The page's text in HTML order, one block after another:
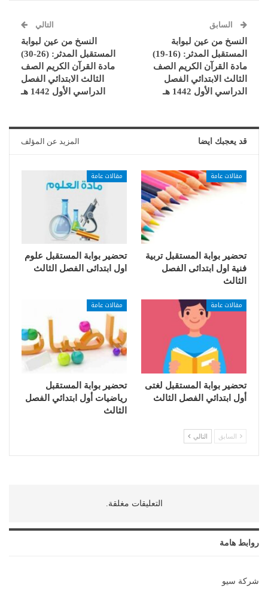
السابق
النسخ من عين لبوابة
المستقبل المدثر: (16-19)
مادة القرآن الكريم الصف
الثالث الابتدائي الفصل
الدراسي الأول 1442 هـ
التالي
النسخ من عين لبوابة
المستقبل المدثر: (26-30)
مادة القرآن الكريم الصف
الثالث الابتدائي الفصل
الدراسي الأول 1442 هـ
قد يعجبك ايضا المزيد عن المؤلف
مقالات عامة
تحضير بوابة المستقبل تربية
فنية اول ابتدائى الفصل
الثالث
مقالات عامة
تحضير بوابة المستقبل علوم
اول ابتدائى الفصل الثالث
مقالات عامة
تحضير بوابة المستقبل لغتى
أول ابتدائي الفصل الثالث
مقالات عامة
تحضير بوابة المستقبل
رياضيات أول ابتدائي الفصل
الثالث
السابق التالي
التعليقات مغلقة.
روابط هامة
شركة سيو